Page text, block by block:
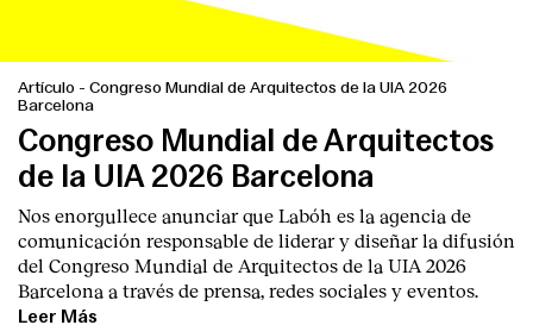
Clientes
Artículo - Congreso Mundial de Arquitectos de la UIA 2026
Barcelona
Congreso Mundial de Arquitectos
de la UIA 2026 Barcelona
Nos enorgullece anunciar que Labóh es la agencia de
comunicación responsable de liderar y diseñar la difusión
del Congreso Mundial de Arquitectos de la UIA 2026
Barcelona a través de prensa, redes sociales y eventos.
Leer Más